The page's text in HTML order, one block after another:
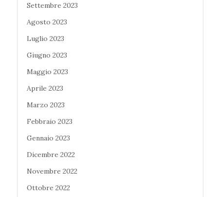
Settembre 2023
Agosto 2023
Luglio 2023
Giugno 2023
Maggio 2023
Aprile 2023
Marzo 2023
Febbraio 2023
Gennaio 2023
Dicembre 2022
Novembre 2022
Ottobre 2022